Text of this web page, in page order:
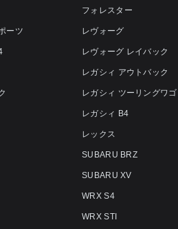
ーツ
フォレスター
レヴォーグ
レヴォーグ レイバック
レガシィ アウトバック
レガシィ ツーリングワ
レガシィ B4
レックス
SUBARU BRZ
SUBARU XV
WRX S4
WRX STI